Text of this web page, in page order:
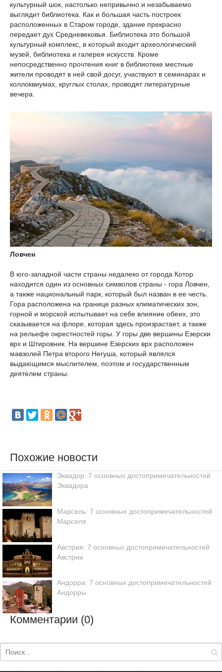
культурный шок, настолько непривычно и незабываемо
выглядит библиотека. Как и большая часть построек
расположенных в Старом городе, здание прекрасно
передает дух Средневековья. Библиотека это большой
культурный комплекс, в который входит археологический
музей, библиотека и галерея искусств. Кроме
непосредственно прочтения книг в библиотеке местные
жители проводят в ней свой досуг, участвуют в семинарах и
коллоквиумах, круглых столах, проводят литературные
вечера.
Ловчен
В юго-западной части страны недалеко от города Котор
находится один из основных символов страны - гора Ловчен,
а также национальный парк, который был назван в ее честь.
Гора расположена на границе разных климатических зон,
горной и морской испытывает на себе влияние обеих, это
сказывается на флоре, которая здесь произрастает, а также
на рельефе окрестностей горы. У горы две вершины Езерски
врх и Штировник. На вершине Езерских врх расположен
мавзолей Петра второго Негуша, который являлся
выдающимся мыслителем, поэтом и государственным
деятелем страны.
Похожие новости
Эквадор: 7 основных достопримечательностей
Эквадора
Марсель: 7 основных достопримечательностей
Марселя
Австрия: 7 основных достопримечательностей
Австрии
Андорра: 7 основных достопримечательностей
Андорры
Комментарии (0)